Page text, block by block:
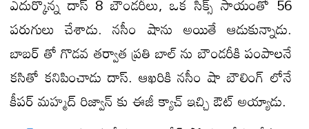
పరుగులు చేశాడు. నసీం షాను అయితే ఆడుకున్నాడు.
బాబర్ తో గొడవ తర్వాత ప్రతి బాల్ ను బౌండరీకి పంపాలనే
కసితో కనిపించాడు దాస్. ఆఖరికి నసీం షా బౌలింగ్ లోనే
కీపర్ మహ్మద్ రిజ్వాన్ కు ఈజీ క్యాచ్ ఇచ్చి ఔట్ అయ్యాడు.